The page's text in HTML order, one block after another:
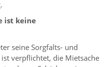
ist keine
seine Sorgfalts- und
verpflichtet, die Mietsache